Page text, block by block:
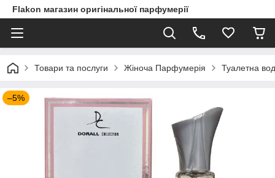
Flakon магазин оригінальної парфумерії
Товари та послуги Жіноча Парфумерія Туалетна
–5%